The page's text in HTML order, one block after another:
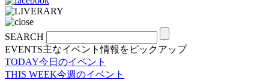
SEARCH
EVENTS主なイベント情報をピックアップ
TODAY今日のイベント
THIS WEEK今週のイベント